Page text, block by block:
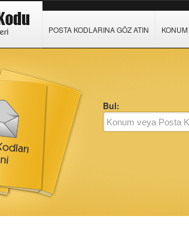
POSTA KODLARINA GÖZ ATIN
Bul: